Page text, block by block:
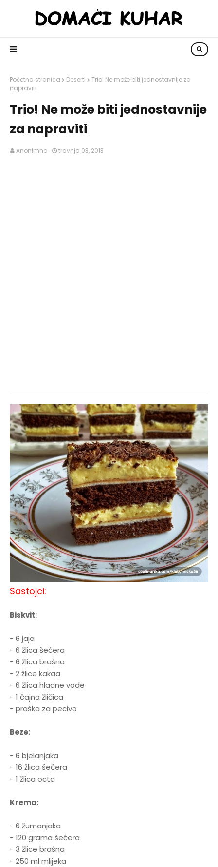
Početna stranica Deserti
Trio! Ne može biti jednostavnije za
napraviti
Trio! Ne može biti jednostavnije
za napraviti
Anonimno travnja 03, 2013
Sastojci:
Biskvit:
- 6 jaja
- 6 žlica šećera
- 6 žlica brašna
- 2 žlice kakaa
- 6 žlica hladne vode
- 1 čajna žličica
- praška za pecivo
Beze:
- 6 bjelanjaka
- 16 žlica šećera
- 1 žlica octa
Krema:
- 6 žumanjaka
- 120 grama šećera
- 3 žlice brašna
- 250 ml mlijeka